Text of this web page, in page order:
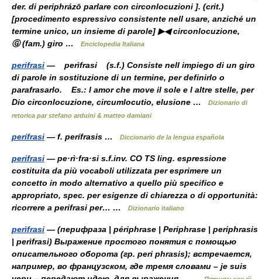
der. di periphrázō parlare con circonlocuzioni ]. (crit.)
[procedimento espressivo consistente nell usare, anziché un
termine unico, un insieme di parole] ▶◀ circonlocuzione,
Ⓖ (fam.) giro …
Enciclopedia Italiana
perifrasi — perìfrasi (s.f.) Consiste nell impiego di un giro
di parole in sostituzione di un termine, per definirlo o
parafrasarlo. Es.: l amor che move il sole e l altre stelle, per
Dio circonlocuzione, circumlocutio, elusione …
Dizionario di
retorica par stefano arduini & matteo damiani
perífrasi — f. perífrasis … Diccionario de la lengua española
perifrasi — pe·rì·fra·si s.f.inv. CO TS ling. espressione
costituita da più vocaboli utilizzata per esprimere un
concetto in modo alternativo a quello più specifico e
appropriato, spec. per esigenze di chiarezza o di opportunità:
ricorrere a perifrasi per… …
Dizionario italiano
perìfrasi — (перифраза | périphrase | Periphrase | periphrasis
| perìfrasi) Выражение простого понятия с помощью
описательного оборота (гр. peri phrasis); встречается,
например, во французском, где тремя словами – je suis